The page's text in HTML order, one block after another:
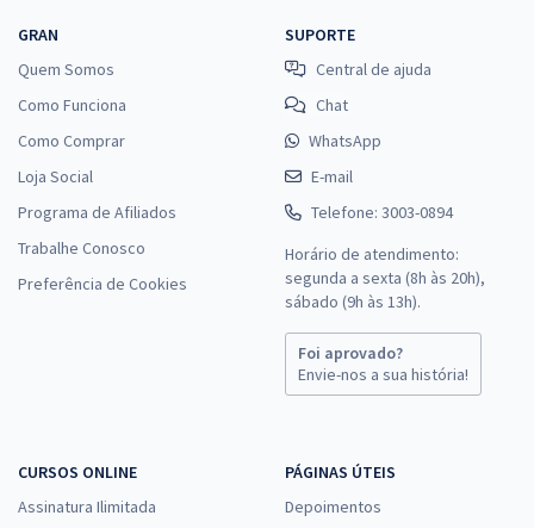
GRAN
Quem Somos
Como Funciona
Como Comprar
Loja Social
Programa de Afiliados
Trabalhe Conosco
Preferência de Cookies
SUPORTE
Central de ajuda
Chat
WhatsApp
E-mail
Telefone: 3003-0894
Horário de atendimento:
segunda a sexta (8h às 20h),
sábado (9h às 13h).
Foi aprovado?
Envie-nos a sua história!
CURSOS ONLINE
Assinatura Ilimitada
PÁGINAS ÚTEIS
Depoimentos